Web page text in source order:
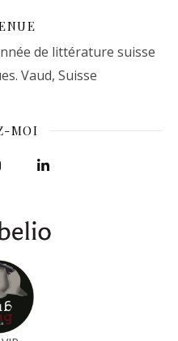
de littérature suisse
Vaud, Suisse
MOI